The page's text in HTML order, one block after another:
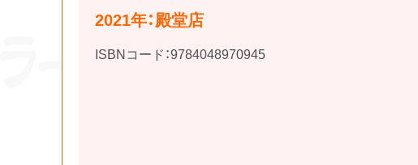
2021年：殿堂店
ISBNコード：9784048970945